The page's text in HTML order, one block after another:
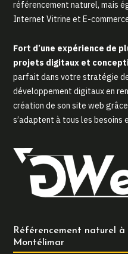
référencement naturel, mais
Internet Vitrine et E-
Fort d’une expérience de
projets digitaux et
parfait dans votre stratégie
développement digitaux en
création de son site web
s’adaptent à tous les besoins
Référencement naturel à
Montélimar